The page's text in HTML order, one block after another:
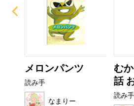
メロンパンツ
読み手
なまりー
む
話
読み手